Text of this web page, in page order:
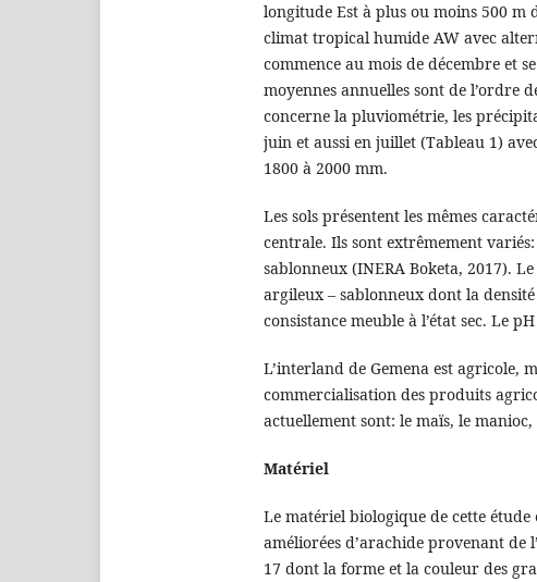
longitude Est à plus ou moins 500 m
climat tropical humide AW avec
commence au mois de décembre et
moyennes annuelles sont de l’ordre
concerne la pluviométrie, les
juin et aussi en juillet (Tableau 1)
1800 à 2000 mm.
Les sols présentent les mêmes
centrale. Ils sont extrêmement
sablonneux (INERA Boketa, 2017).
argileux – sablonneux dont la
consistance meuble à l’état sec. Le
L’interland de Gemena est agricole,
commercialisation des produits
actuellement sont: le maïs, le
Matériel
Le matériel biologique de cette étude
améliorées d’arachide provenant de
17 dont la forme et la couleur des